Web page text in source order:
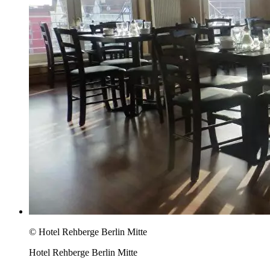
© Hotel Rehberge Berlin Mitte
Hotel Rehberge Berlin Mitte